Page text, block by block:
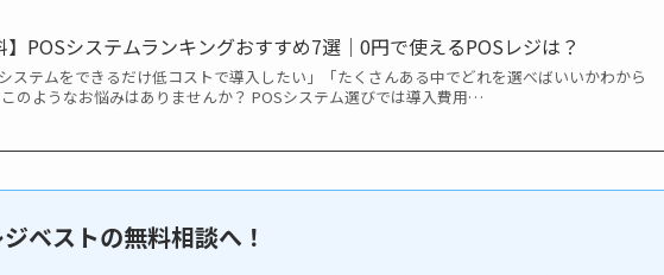
】POSシステムランキングおすすめ7選｜0円で使えるPOSレジは？
システムをできるだけ低コストで導入したい」「たくさんある中でどれを選べばいいかわから
のようなお悩みはありませんか？ POSシステム選びでは導入費用…
ベストの無料相談へ！